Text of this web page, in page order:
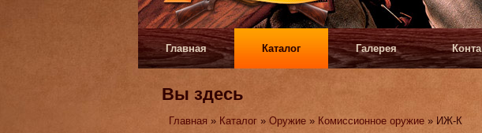
Главная Каталог Галерея
Вы здесь
Главная » Каталог »Оружие » Комиссионное оружие » ИЖ-К